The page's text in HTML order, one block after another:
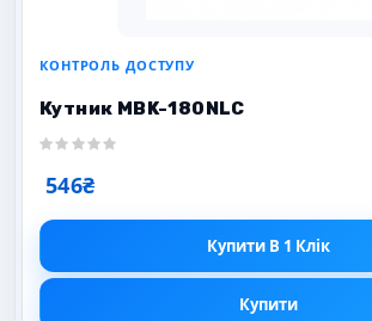
КОНТРОЛЬ ДОСТУПУ
Кутник MBK-180NLC
546₴
Купити В 1 Клік
Купити